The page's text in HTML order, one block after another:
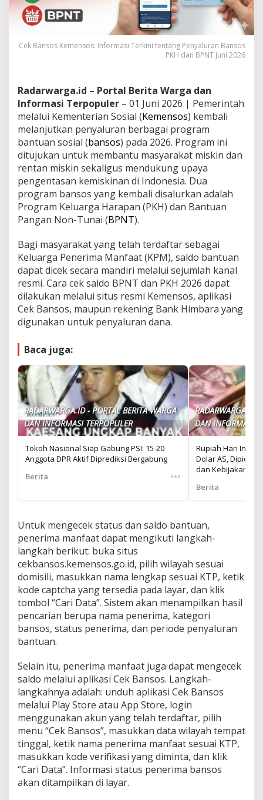
Cek Bansos Kemensos: Informasi Terkini tentang Penyaluran Bansos
PKH dan BPNT Juni 2026
Radarwarga.id – Portal Berita Warga dan
Informasi Terpopuler – 01 Juni 2026 | Pemerintah
melalui Kementerian Sosial (Kemensos) kembali
melanjutkan penyaluran berbagai program
bantuan sosial (bansos) pada 2026. Program ini
ditujukan untuk membantu masyarakat miskin dan
rentan miskin sekaligus mendukung upaya
pengentasan kemiskinan di Indonesia. Dua
program bansos yang kembali disalurkan adalah
Program Keluarga Harapan (PKH) dan Bantuan
Pangan Non-Tunai (BPNT).
Bagi masyarakat yang telah terdaftar sebagai
Keluarga Penerima Manfaat (KPM), saldo bantuan
dapat dicek secara mandiri melalui sejumlah kanal
resmi. Cara cek saldo BPNT dan PKH 2026 dapat
dilakukan melalui situs resmi Kemensos, aplikasi
Cek Bansos, maupun rekening Bank Himbara yang
digunakan untuk penyaluran dana.
Baca juga:
RADARWARGA.ID - PORTAL BERITA WARGA
DAN INFORMASI TERPOPULER
Tokoh Nasional Siap Gabung PSI: 15-20
Anggota DPR Aktif Diprediksi Bergabung
Berita
•••
RADARWARGA.ID
DAN INFORMASI
Rupiah Hari Ini
Dolar AS, Dipicu
dan Kebijakan Fed
Berita
Untuk mengecek status dan saldo bantuan,
penerima manfaat dapat mengikuti langkah-
langkah berikut: buka situs
cekbansos.kemensos.go.id, pilih wilayah sesuai
domisili, masukkan nama lengkap sesuai KTP, ketik
kode captcha yang tersedia pada layar, dan klik
tombol “Cari Data”. Sistem akan menampilkan hasil
pencarian berupa nama penerima, kategori
bansos, status penerima, dan periode penyaluran
bantuan.
Selain itu, penerima manfaat juga dapat mengecek
saldo melalui aplikasi Cek Bansos. Langkah-
langkahnya adalah: unduh aplikasi Cek Bansos
melalui Play Store atau App Store, login
menggunakan akun yang telah terdaftar, pilih
menu “Cek Bansos”, masukkan data wilayah tempat
tinggal, ketik nama penerima manfaat sesuai KTP,
masukkan kode verifikasi yang diminta, dan klik
“Cari Data”. Informasi status penerima bansos
akan ditampilkan di layar.